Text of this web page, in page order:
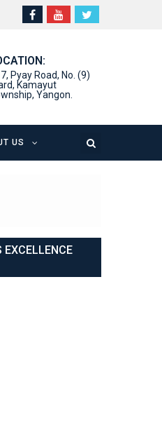
Pyay Road, No. (9)
Kamayut
Yangon.
US